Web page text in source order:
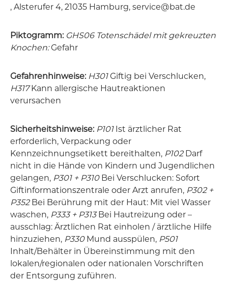
, Alsterufer 4, 21035 Hamburg, service@bat.de
Piktogramm: GHS06 Totenschädel mit gekreuzten
Knochen:Gefahr
Gefahrenhinweise: H301Giftig bei Verschlucken,
H317Kann allergische Hautreaktionen
verursachen
Sicherheitshinweise: P101Ist ärztlicher Rat
erforderlich, Verpackung oder
Kennzeichnungsetikett bereithalten, P102Darf
nicht in die Hände von Kindern und Jugendlichen
gelangen, P301 + P310Bei Verschlucken: Sofort
Giftinformationszentrale oder Arzt anrufen, P302 +
P352Bei Berührung mit der Haut: Mit viel Wasser
waschen, P333 + P313Bei Hautreizung oder –
ausschlag: Ärztlichen Rat einholen / ärztliche Hilfe
hinzuziehen, P330Mund ausspülen, P501
Inhalt/Behälter in Übereinstimmung mit den
lokalen/regionalen oder nationalen Vorschriften
der Entsorgung zuführen.